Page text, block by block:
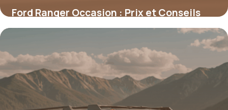
Ford Ranger Occasion : Prix et Conseils
2026